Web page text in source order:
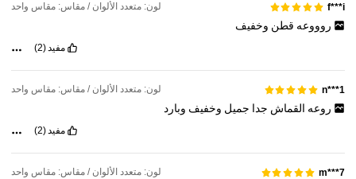
4.94 1.7M متابعون
f***i لون: متعدد الألوان / مقاس: مقاس واحد
روووعه قطن وخفيف
مفيد(2)
n***1 لون: متعدد الألوان / مقاس: مقاس واحد
روعه القماش جدا جميل وخفيف وبارد
مفيد(2)
m***7 لون: متعدد الألوان / مقاس: مقاس واحد